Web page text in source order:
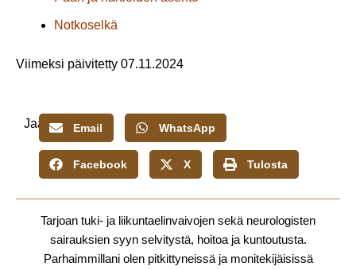
Notkoselkä
Viimeksi päivitetty 07.11.2024
Jaa: Email WhatsApp
Facebook X Tulosta
Tarjoan tuki- ja liikuntaelinvaivojen sekä neurologisten
sairauksien syyn selvitystä, hoitoa ja kuntoutusta.
Parhaimmillani olen pitkittyneissä ja monitekijäisissä